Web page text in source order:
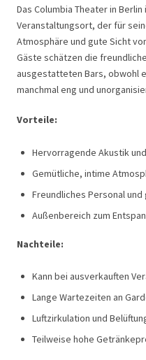
Das Columbia Theater in
Veranstaltungsort, der für
Atmosphäre und gute Sicht
Gäste schätzen die
ausgestatteten Bars, obwohl
manchmal eng und
Vorteile:
Hervorragende Akustik
Gemütliche, intime
Freundliches Personal
Außenbereich zum
Nachteile:
Kann bei ausverkauften
Lange Wartezeiten an
Luftzirkulation und
Teilweise hohe